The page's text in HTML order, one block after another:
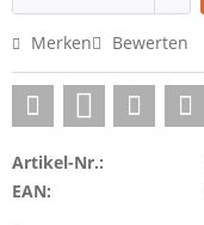
Merken Bewerten
Artikel-Nr.:
EAN: